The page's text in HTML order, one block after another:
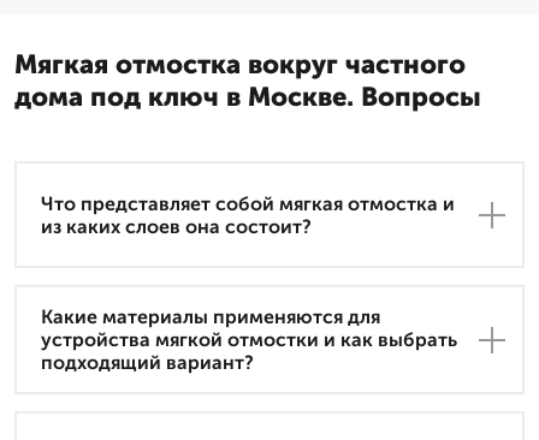
Мягкая отмостка вокруг частного
дома под ключ в Москве. Вопросы
Что представляет собой мягкая отмостка и
из каких слоев она состоит?
Какие материалы применяются для
устройства мягкой отмостки и как выбрать
подходящий вариант?